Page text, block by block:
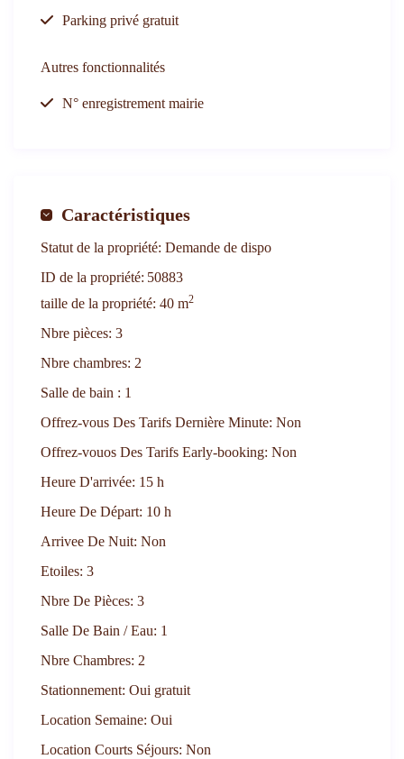
Parking privé gratuit
Autres fonctionnalités
N° enregistrement mairie
Caractéristiques
Statut de la propriété: Demande de dispo
ID de la propriété: 50883
taille de la propriété: 40 m2
Nbre pièces: 3
Nbre chambres: 2
Salle de bain : 1
Offrez-vous Des Tarifs Dernière Minute: Non
Offrez-vouos Des Tarifs Early-booking: Non
Heure D'arrivée: 15 h
Heure De Départ: 10 h
Arrivee De Nuit: Non
Etoiles: 3
Nbre De Pièces: 3
Salle De Bain / Eau: 1
Nbre Chambres: 2
Stationnement: Oui gratuit
Location Semaine: Oui
Location Courts Séjours: Non